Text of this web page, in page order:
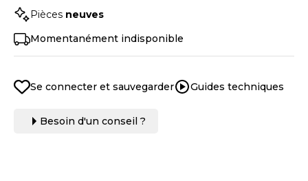
Pièces neuves
Momentanément indisponible
Se connecter et sauvegarder Guides techniques
Besoin d'un conseil ?